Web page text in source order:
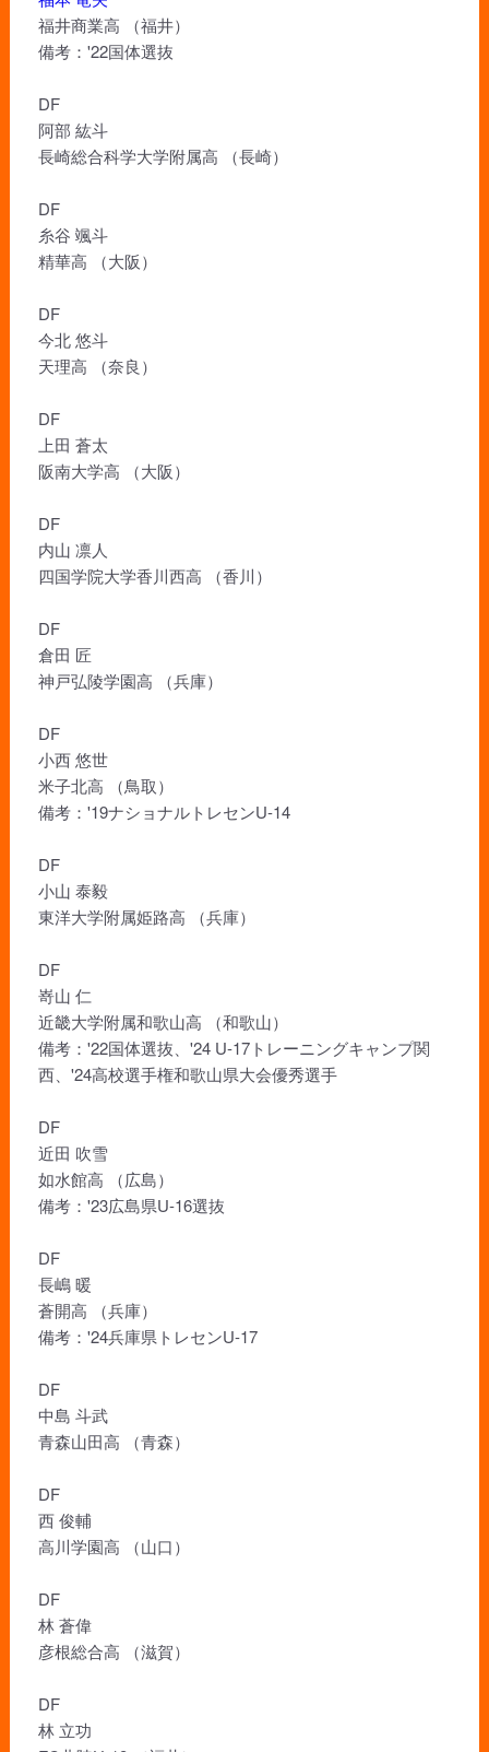
福井商業高 （福井）
備考：'22国体選抜
DF
阿部 紘斗
長崎総合科学大学附属高 （長崎）
DF
糸谷 颯斗
精華高 （大阪）
DF
今北 悠斗
天理高 （奈良）
DF
上田 蒼太
阪南大学高 （大阪）
DF
内山 凛人
四国学院大学香川西高 （香川）
DF
倉田 匠
神戸弘陵学園高 （兵庫）
DF
小西 悠世
米子北高 （鳥取）
備考：'19ナショナルトレセンU-14
DF
小山 泰毅
東洋大学附属姫路高 （兵庫）
DF
嵜山 仁
近畿大学附属和歌山高 （和歌山）
備考：'22国体選抜、'24 U-17トレーニングキャンプ関
西、'24高校選手権和歌山県大会優秀選手
DF
近田 吹雪
如水館高 （広島）
備考：'23広島県U-16選抜
DF
長嶋 暖
蒼開高 （兵庫）
備考：'24兵庫県トレセンU-17
DF
中島 斗武
青森山田高 （青森）
DF
西 俊輔
高川学園高 （山口）
DF
林 蒼偉
彦根総合高 （滋賀）
DF
林 立功